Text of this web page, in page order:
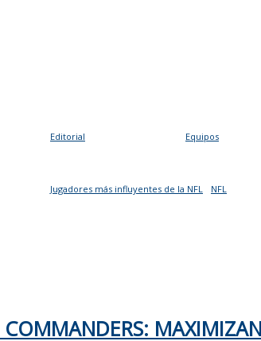
Editorial Equipos
Jugadores más influyentes de la NFL NFL